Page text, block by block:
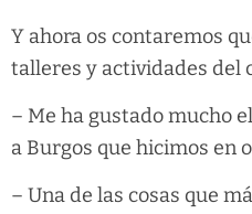
Y ahora os contaremos
talleres y actividades del
– Me ha gustado mucho
a Burgos que hicimos en
– Una de las cosas que